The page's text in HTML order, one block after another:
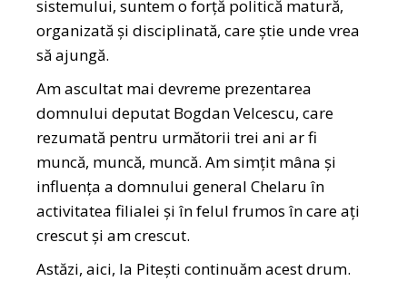
sistemului, suntem o forță politică matură,
organizată și disciplinată, care știe unde vrea
să ajungă.
Am ascultat mai devreme prezentarea
domnului deputat Bogdan Velcescu, care
rezumată pentru următorii trei ani ar fi
muncă, muncă, muncă. Am simțit mâna și
influența a domnului general Chelaru în
activitatea filialei și în felul frumos în care ați
crescut și am crescut.
Astăzi, aici, la Pitești continuăm acest drum.